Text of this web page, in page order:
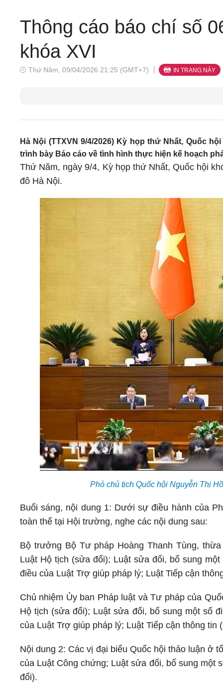
Thông cáo báo chí số
khóa XVI
Thứ Năm, 09/04/2026 21:25 (GMT+7) IN TRANG NÀY
Hà Nội (TTXVN 9/4/2026) Kỳ họp thứ Nhất, Quốc
trình bày Báo cáo về tình hình thực hiện kế hoạch
Thứ Năm, ngày 9/4, Kỳ họp thứ Nhất, Quốc hội
đô Hà Nội.
Phó chủ tịch Quốc hội Nguyễn Thị
Buổi sáng, nội dung 1: Dưới sự điều hành của
toàn thể tại Hội trường, nghe các nội dung sau:
Bộ trưởng Bộ Tư pháp Hoàng Thanh Tùng,
Luật Hộ tịch (sửa đổi); Luật sửa đổi, bổ sung
điều của Luật Trợ giúp pháp lý; Luật Tiếp cận
Chủ nhiệm Ủy ban Pháp luật và Tư pháp của
Hộ tịch (sửa đổi); Luật sửa đổi, bổ sung một số
của Luật Trợ giúp pháp lý; Luật Tiếp cận thông tin
Nội dung 2: Các vị đại biểu Quốc hội thảo luận ở
của Luật Công chứng; Luật sửa đổi, bổ sung một
đổi).